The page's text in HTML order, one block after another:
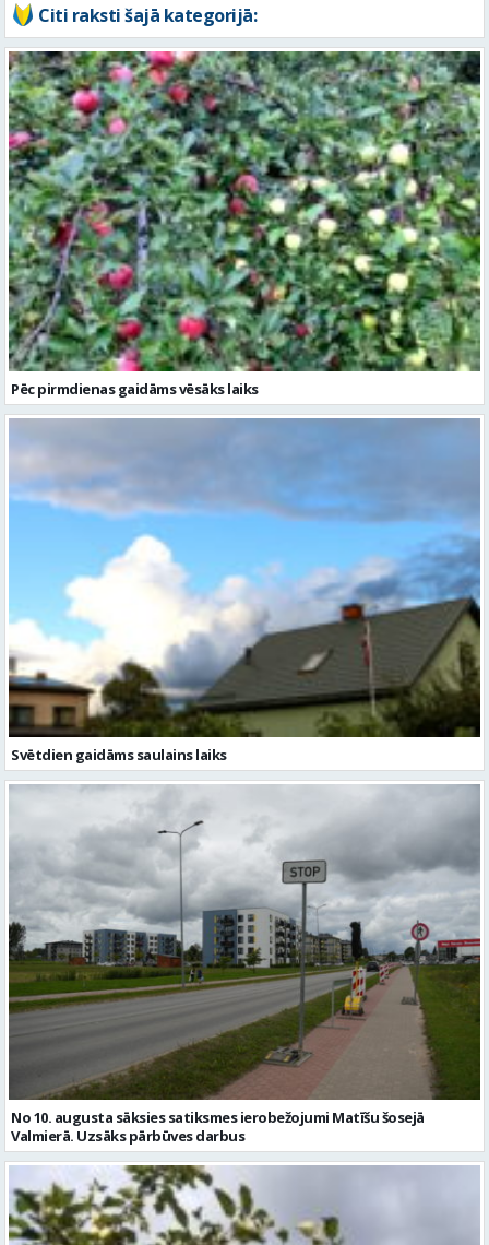
Citi raksti šajā kategorijā:
Pēc pirmdienas gaidāms vēsāks laiks
Svētdien gaidāms saulains laiks
No 10. augusta sāksies satiksmes ierobežojumi Matīšu šosejā
Valmierā. Uzsāks pārbūves darbus